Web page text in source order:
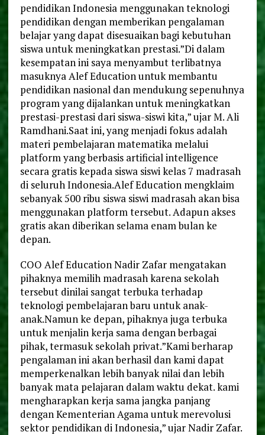
pendidikan Indonesia menggunakan teknologi
pendidikan dengan memberikan pengalaman
belajar yang dapat disesuaikan bagi kebutuhan
siswa untuk meningkatkan prestasi.”Di dalam
kesempatan ini saya menyambut terlibatnya
masuknya Alef Education untuk membantu
pendidikan nasional dan mendukung sepenuhnya
program yang dijalankan untuk meningkatkan
prestasi-prestasi dari siswa-siswi kita,” ujar M. Ali
Ramdhani.Saat ini, yang menjadi fokus adalah
materi pembelajaran matematika melalui
platform yang berbasis artificial intelligence
secara gratis kepada siswa siswi kelas 7 madrasah
di seluruh Indonesia.Alef Education mengklaim
sebanyak 500 ribu siswa siswi madrasah akan bisa
menggunakan platform tersebut. Adapun akses
gratis akan diberikan selama enam bulan ke
depan.
COO Alef Education Nadir Zafar mengatakan
pihaknya memilih madrasah karena sekolah
tersebut dinilai sangat terbuka terhadap
teknologi pembelajaran baru untuk anak-
anak.Namun ke depan, pihaknya juga terbuka
untuk menjalin kerja sama dengan berbagai
pihak, termasuk sekolah privat.”Kami berharap
pengalaman ini akan berhasil dan kami dapat
memperkenalkan lebih banyak nilai dan lebih
banyak mata pelajaran dalam waktu dekat. kami
mengharapkan kerja sama jangka panjang
dengan Kementerian Agama untuk merevolusi
sektor pendidikan di Indonesia,” ujar Nadir Zafar.